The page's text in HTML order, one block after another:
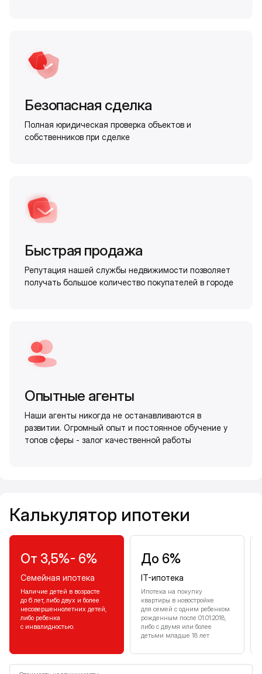
Безопасная сделка
Полная юридическая проверка объектов и
собственников при сделке
Быстрая продажа
Репутация нашей службы недвижимости позволяет
получать большое количество покупателей в городе
Опытные агенты
Наши агенты никогда не останавливаются в
развитии. Огромный опыт и постоянное обучение у
топов сферы - залог качественной работы
Калькулятор ипотеки
От 3,5%- 6%
Семейная ипотека
Наличие детей в возрасте
до 6 лет, либо двух и более
несовершеннолетних детей,
либо ребенка
с инвалидностью.
До 6%
IT-ипотека
Ипотека на покупку
квартиры в новостройке
для семей с одним ребенком
рожденным после 01.01.2018,
либо с двумя или более
детьми младше 18 лет